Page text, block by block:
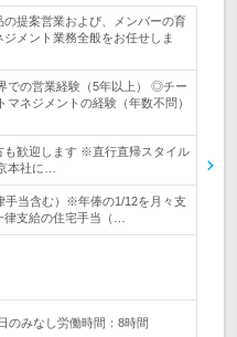
提案営業および、メンバーの育
メント業務全般をお任せしま
での営業経験（5年以上） ◎チー
ネジメントの経験（年数不問）
歓迎します ※直行直帰スタイル
本社に…
手当含む）※年俸の1/12を月々支
支給の住宅手当（…
のみなし労働時間：8時間